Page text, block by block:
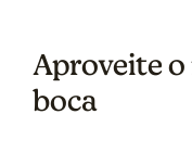
Aproveite
boca